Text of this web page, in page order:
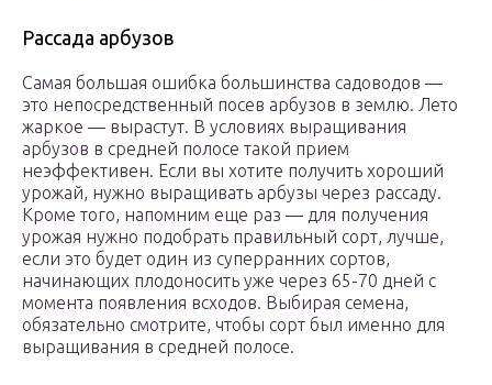
Рассада арбузов
Самая большая ошибка большинства садоводов —
это непосредственный посев арбузов в землю. Лето
жаркое — вырастут. В условиях выращивания
арбузов в средней полосе такой прием
неэффективен. Если вы хотите получить хороший
урожай, нужно выращивать арбузы через рассаду.
Кроме того, напомним еще раз — для получения
урожая нужно подобрать правильный сорт, лучше,
если это будет один из суперранних сортов,
начинающих плодоносить уже через 65-70 дней с
момента появления всходов. Выбирая семена,
обязательно смотрите, чтобы сорт был именно для
выращивания в средней полосе.